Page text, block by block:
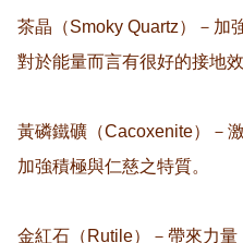
茶晶（Smoky Quartz）－加
對於能量而言有很好的接地效
黃磷鐵礦（Cacoxenite）－
加強積極與仁慈之特質。
金紅石（Rutile）－帶來力